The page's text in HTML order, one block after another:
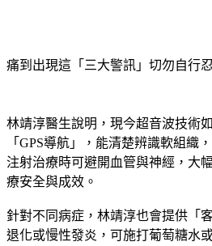
痛到出現這「三大警訊」切勿自行
林靖淳醫生說明，現今超音波技術
「GPS導航」，能清楚辨識軟組織
注射治療時可避開血管與神經，大
療安全與成效。
針對不同病症，林靖淳也會提供「
退化或慢性發炎，可施打葡萄糖水